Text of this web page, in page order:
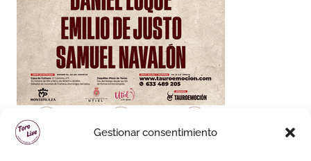
Gestionar consentimiento